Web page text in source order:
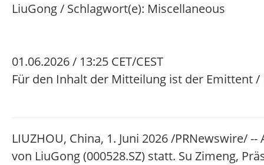
LiuGong / Schlagwort(e): Miscellaneous
01.06.2026 / 13:25 CET/CEST
Für den Inhalt der Mitteilung ist der Emittent
LIUZHOU, China, 1. Juni 2026 /PRNewswire/
von LiuGong (000528.SZ) statt. Su Zimeng,